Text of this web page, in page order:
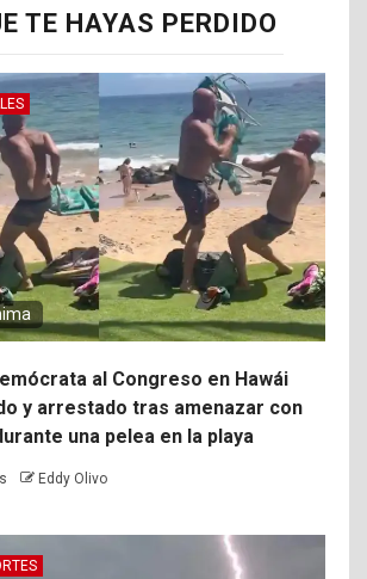
TE HAYAS PERDIDO
al Congreso en Hawái
y arrestado tras amenazar con
una pelea en la playa
Eddy Olivo